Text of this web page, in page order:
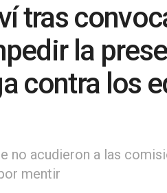
tras
la
contra los
no acudieron a las
mentir